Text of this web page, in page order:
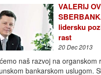
VALERIJ
lidersku
rast
20 Dec 2013
naš razvoj na organskom
bankarskom uslugom.